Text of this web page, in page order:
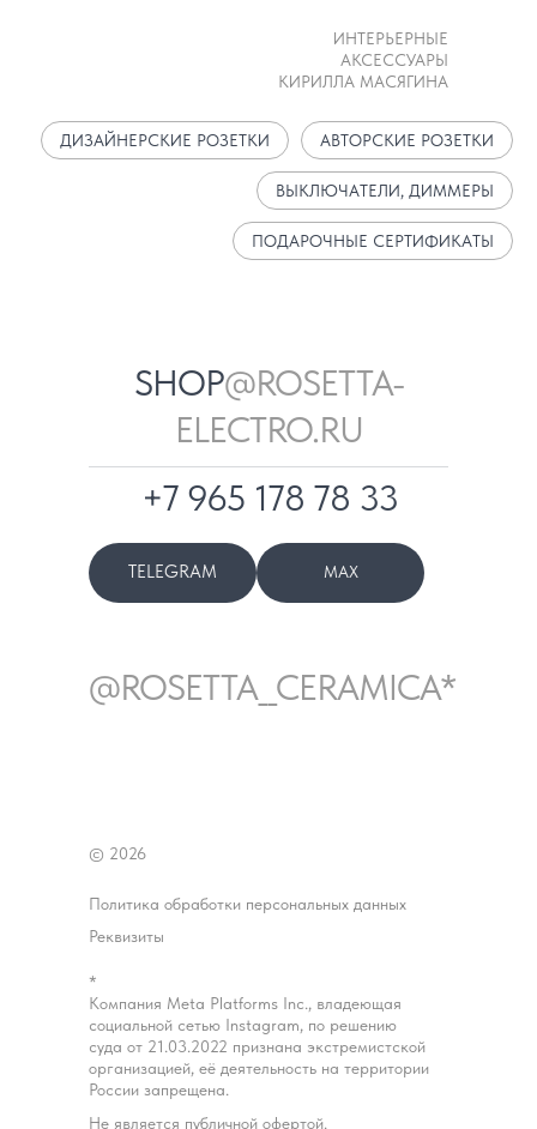
ИНТЕРЬЕРНЫЕ
АКСЕССУАРЫ
КИРИЛЛА МАСЯГИНА
ДИЗАЙНЕРСКИЕ РОЗЕТКИ АВТОРСКИЕ РОЗЕТКИ
ВЫКЛЮЧАТЕЛИ, ДИММЕРЫ
ПОДАРОЧНЫЕ СЕРТИФИКАТЫ
+7 965 178 78 33
@ROSETTA__CERAMICA*
SHOP@ROSETTA-
ELECTRO.RU
TELEGRAM MAX
*
Компания Meta Platforms Inc., владеющая
социальной сетью Instagram, по решению
суда от 21.03.2022 признана экстремистской
организацией, её деятельность на территории
России запрещена.
Не является публичной офертой.
Политика обработки персональных данных
Реквизиты
© 2026